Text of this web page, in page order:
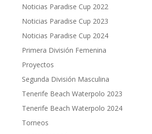
Noticias Paradise Cup 2022
Noticias Paradise Cup 2023
Noticias Paradise Cup 2024
Primera División Femenina
Proyectos
Segunda División Masculina
Tenerife Beach Waterpolo 2023
Tenerife Beach Waterpolo 2024
Torneos